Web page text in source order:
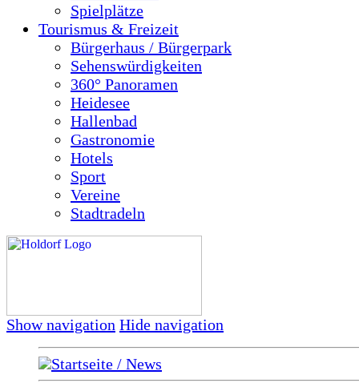
Spielplätze
Tourismus & Freizeit
Bürgerhaus / Bürgerpark
Sehenswürdigkeiten
360° Panoramen
Heidesee
Hallenbad
Gastronomie
Hotels
Sport
Vereine
Stadtradeln
Show navigation Hide navigation
Startseite / News